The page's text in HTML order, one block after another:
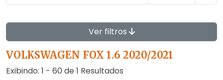
Ver filtros
VOLKSWAGEN FOX 1.6 2020/2021
Exibindo: 1 - 60 de 1 Resultados